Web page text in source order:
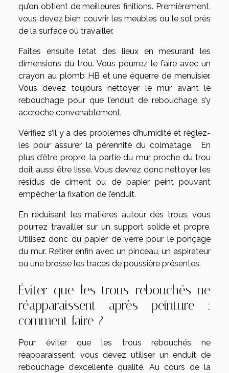
qu’on obtient de meilleures finitions. Premièrement,
vous devez bien couvrir les meubles ou le sol près
de la surface où travailler.
Faites ensuite l’état des lieux en mesurant les
dimensions du trou. Vous pourrez le faire avec un
crayon au plomb HB et une équerre de menuisier.
Vous devez toujours nettoyer le mur avant le
rebouchage pour que l’enduit de rebouchage s’y
accroche convenablement.
Vérifiez s’il y a des problèmes d’humidité et réglez-
les pour assurer la pérennité du colmatage. En
plus d’être propre, la partie du mur proche du trou
doit aussi être lisse. Vous devrez donc nettoyer les
résidus de ciment ou de papier peint pouvant
empêcher la fixation de l’enduit.
En réduisant les matières autour des trous, vous
pourrez travailler sur un support solide et propre.
Utilisez donc du papier de verre pour le ponçage
du mur. Retirer enfin avec un pinceau, un aspirateur
ou une brosse les traces de poussière présentes.
Éviter que les trous rebouchés ne
réapparaissent après peinture :
comment faire ?
Pour éviter que les trous rebouchés ne
réapparaissent, vous devez utiliser un enduit de
rebouchage d’excellente qualité. Au cours de la